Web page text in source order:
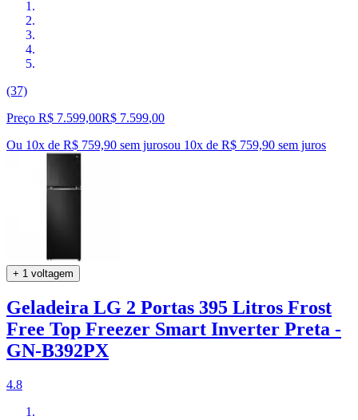
(37)
Preço R$ 7.599,00R$ 7.599,00
Ou 10x de R$ 759,90 sem jurosou 10x de R$ 759,90 sem juros
+ 1 voltagem
Geladeira LG 2 Portas 395 Litros Frost
Free Top Freezer Smart Inverter Preta -
GN-B392PX
4.8